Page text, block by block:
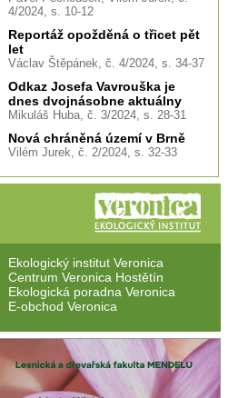
4/2024, s. 10-12
Reportáž opožděná o třicet pět
let
Václav Štěpánek, č. 4/2024, s. 34-37
Odkaz Josefa Vavrouška je
dnes dvojnásobne aktuálny
Mikuláš Huba, č. 3/2024, s. 28-31
Nová chráněná území v Brně
Vilém Jurek, č. 2/2024, s. 32-33
Ekologický institut Veronica
Centrum Veronica Hostětín
Ekologická poradna Veronica
E-obchod Veronica